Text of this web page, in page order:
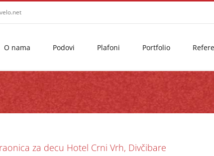
O nama Podovi Plafoni Portfolio
za decu Hotel Crni Vrh, Divčibare